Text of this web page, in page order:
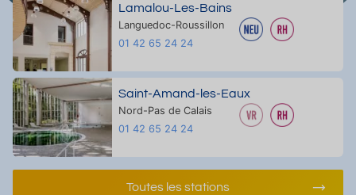
Lamalou-Les-Bains
Languedoc-Roussillon
01 42 65 24 24
Saint-Amand-les-Eaux
Nord-Pas de Calais
01 42 65 24 24
Toutes les stations